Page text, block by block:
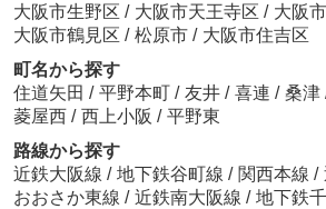
大阪市生野区 / 大阪市天王寺区 / 大阪
大阪市鶴見区 / 松原市 / 大阪市住吉区
町名から探す
住道矢田 / 平野本町 / 友井 / 喜連 / 桑津
菱屋西 / 西上小阪 / 平野東
路線から探す
近鉄大阪線 / 地下鉄谷町線 / 関西本線 /
おおさか東線 / 近鉄南大阪線 / 地下鉄